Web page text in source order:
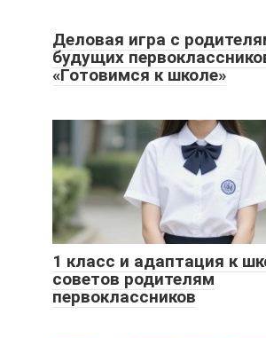
Деловая игра с
будущих
«Готовимся к школе»
1 класс и адаптация к
советов родителям
первоклассников